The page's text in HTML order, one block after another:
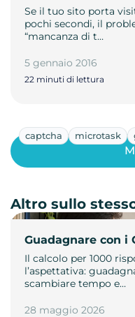
Se il tuo sito porta
pochi secondi, il
“mancanza di t…
5 gennaio 2016
22 minuti di lettura
captcha microtask
Guadagnare con i
Il calcolo per 1000
l’aspettativa:
scambiare tempo e…
28 maggio 2026
Altro sullo